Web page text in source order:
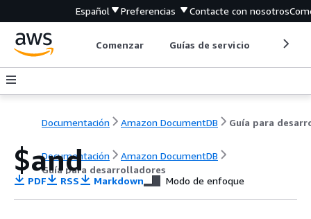
Español Preferencias Contacte con nosotros
Comenzar Guías de servicio
Documentación Amazon DocumentDB
Documentación
Amazon DocumentDB
Guía para desarrolladores
$and
PDF RSS Markdown Modo de enfoque